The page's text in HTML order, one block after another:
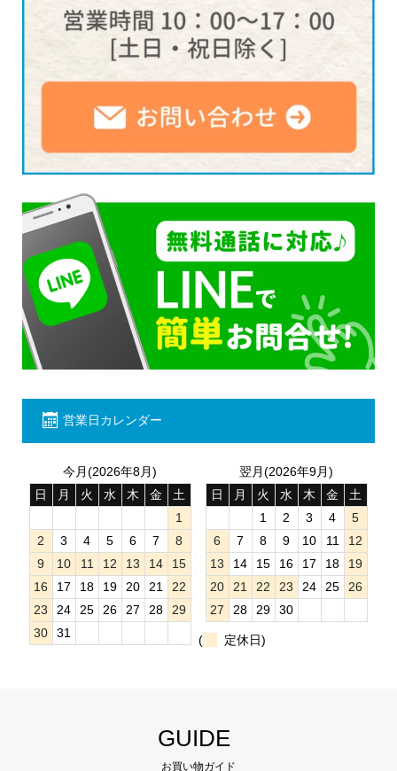
営業日カレンダー
今月(2026年8月)
日
月 火 水 木 金
土
1
2
3 4 5 6 7
8
9
10 11 12 13 14
15
16
17 18 19 20 21
22
23
24 25 26 27 28
29
30
31
翌月(2026年9月)
日
月 火 水 木 金
土
1
2 3 4
5
6
7 8 9 10 11
12
13
14 15 16 17 18
19
20
21 22 23 24 25
26
27
28 29 30
( 定休日)
GUIDE
お買い物ガイド